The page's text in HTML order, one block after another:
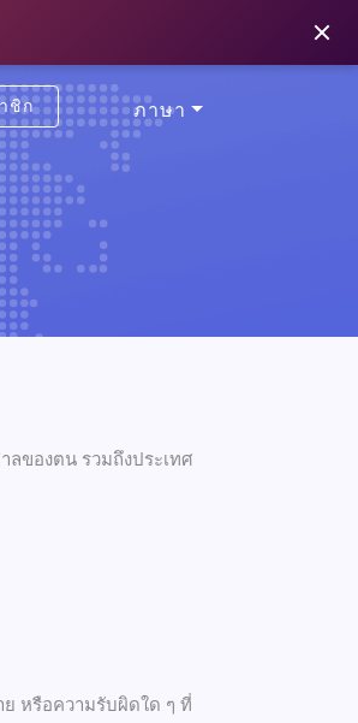
ชิก ภาษา
ของตน รวมถึงประเทศ
หรือความรับผิดใด ๆ ที่